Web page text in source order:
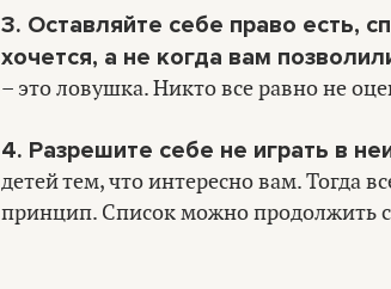
3. Оставляйте себе право есть,
хочется, а не когда вам
– это ловушка. Никто все равно не
4. Разрешите себе не играть в
детей тем, что интересно вам. Тогда
принцип. Список можно продолжить